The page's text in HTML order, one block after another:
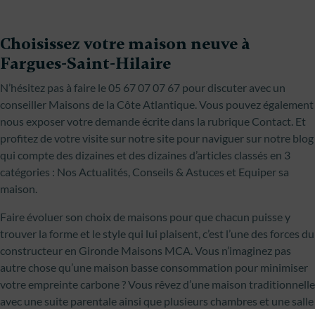
Choisissez votre maison neuve à
Fargues-Saint-Hilaire
N’hésitez pas à faire le 05 67 07 07 67 pour discuter avec un
conseiller Maisons de la Côte Atlantique. Vous pouvez également
nous exposer votre demande écrite dans la rubrique Contact. Et
profitez de votre visite sur notre site pour naviguer sur notre blog
qui compte des dizaines et des dizaines d’articles classés en 3
catégories : Nos Actualités, Conseils & Astuces et Equiper sa
maison.
Faire évoluer son choix de maisons pour que chacun puisse y
trouver la forme et le style qui lui plaisent, c’est l’une des forces du
constructeur en Gironde Maisons MCA. Vous n’imaginez pas
autre chose qu’une maison basse consommation pour minimiser
votre empreinte carbone ? Vous rêvez d’une maison traditionnelle
avec une suite parentale ainsi que plusieurs chambres et une salle